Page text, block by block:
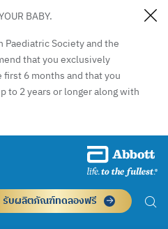
BABY.
Paediatric Society and the
that you exclusively
6 months and that you
to 2 years or longer along with
รับผลิตภัณฑ์ทดลองฟรี